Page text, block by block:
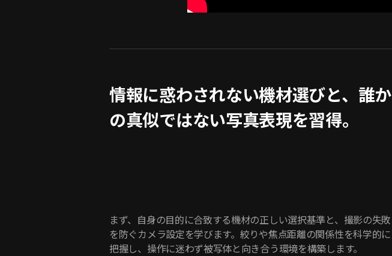
情報に惑わされない機材選びと、誰か
の真似ではない写真表現を習得。
まず、自身の目的に合致する機材の正しい選択基準と、撮影の失敗
を防ぐカメラ設定を学びます。絞りや焦点距離の関係性を科学的に
把握し、操作に迷わず被写体と向き合う環境を構築します。